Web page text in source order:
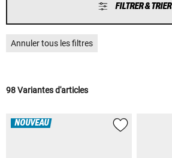
FILTRER & TRIER
Annuler tous les filtres
98 Variantes d'articles
NOUVEAU